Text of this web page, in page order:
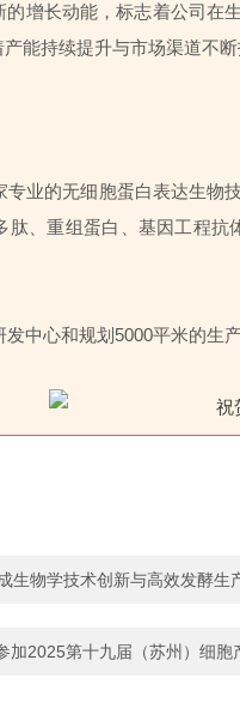
增长动能，标志着公司
能持续提升与市场渠道不
专业的无细胞蛋白表达生
、重组蛋白、 基因工程抗
中心和规划5000平米的
生物学技术创新与高效发酵生
加2025第十九届（苏州）细